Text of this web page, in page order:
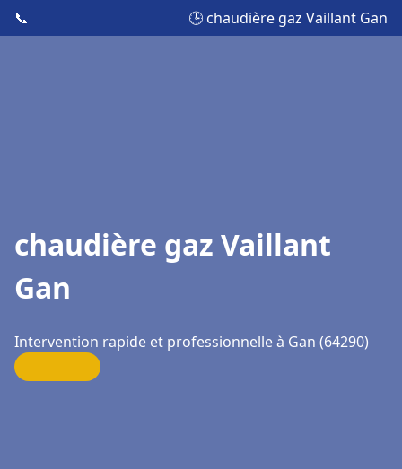
📞 🕒 chaudière gaz Vaillant Gan
chaudière gaz Vaillant
Gan
Intervention rapide et professionnelle à Gan (64290)